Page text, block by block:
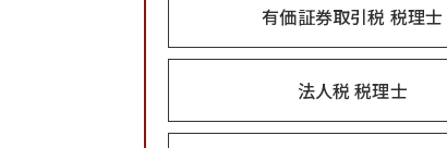
有価証券取引税 税理士
法人税 税理士